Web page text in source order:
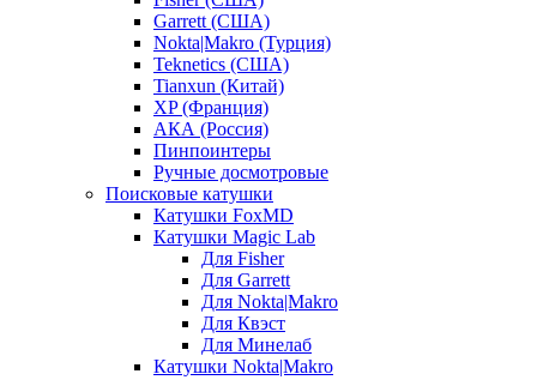
Garrett (США)
Nokta|Makro (Турция)
Teknetics (США)
Tianxun (Китай)
XP (Франция)
АКА (Россия)
Пинпоинтеры
Ручные досмотровые
Поисковые катушки
Катушки FoxMD
Катушки Magic Lab
Для Fisher
Для Garrett
Для Nokta|Makro
Для Квэст
Для Минелаб
Катушки Nokta|Makro